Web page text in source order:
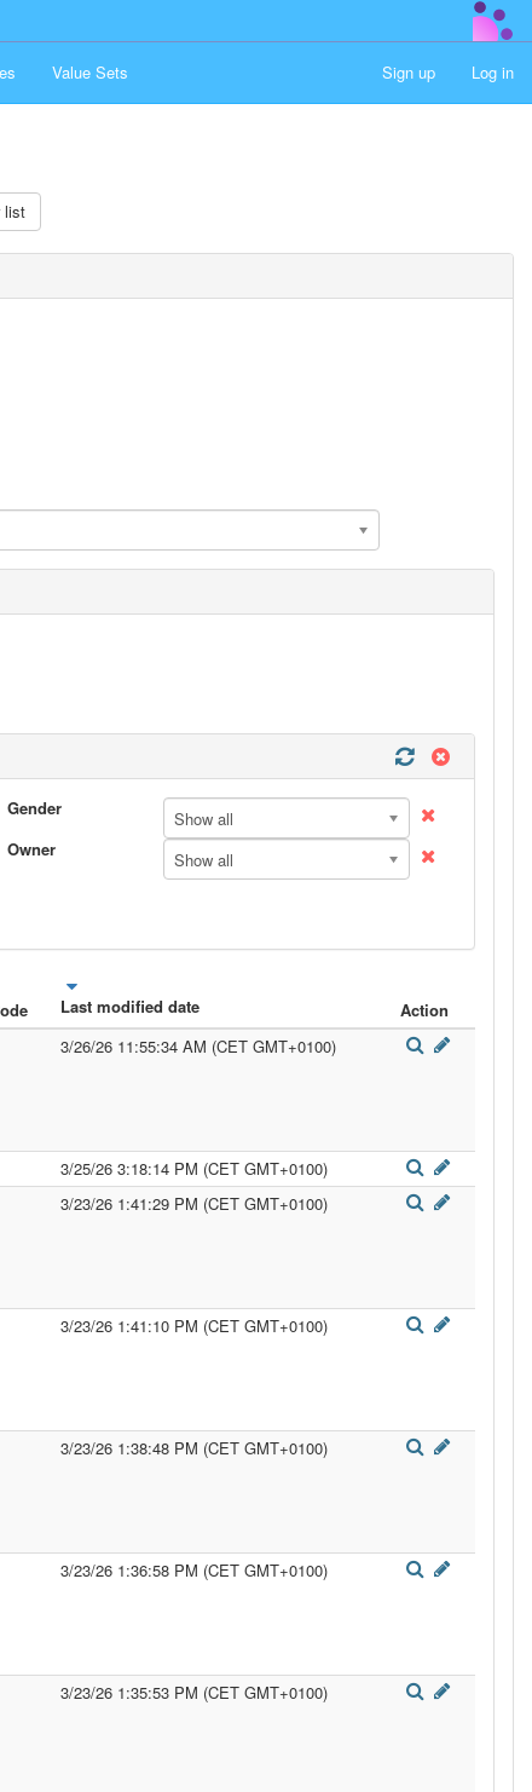
Value Sets Sign up Log in
list
Gender
Show all
Owner
Show all
Last modified date Action
3/26/26 11:55:34 AM (CET GMT+0100)
3/25/26 3:18:14 PM (CET GMT+0100)
3/23/26 1:41:29 PM (CET GMT+0100)
3/23/26 1:41:10 PM (CET GMT+0100)
3/23/26 1:38:48 PM (CET GMT+0100)
3/23/26 1:36:58 PM (CET GMT+0100)
3/23/26 1:35:53 PM (CET GMT+0100)